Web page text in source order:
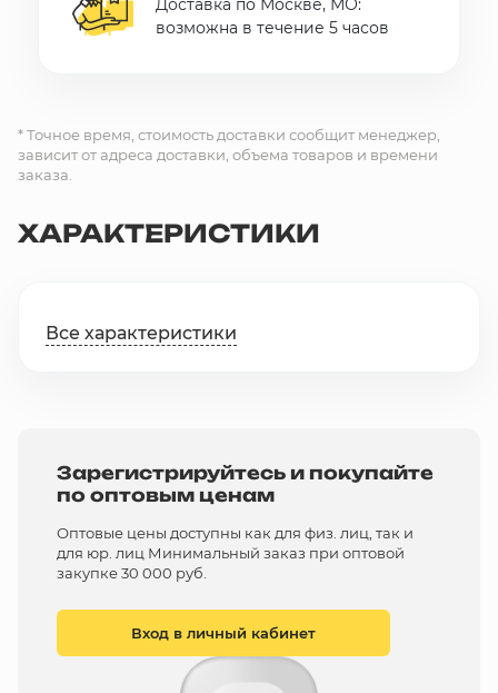
Доставка по Москве, МО:
возможна в течение 5 часов
* Точное время, стоимость доставки сообщит менеджер,
зависит от адреса доставки, объема товаров и времени
заказа.
ХАРАКТЕРИСТИКИ
Все характеристики
Зарегистрируйтесь и покупайте
по оптовым ценам
Оптовые цены доступны как для физ. лиц, так и
для юр. лиц Минимальный заказ при оптовой
закупке 30 000 руб.
Вход в личный кабинет